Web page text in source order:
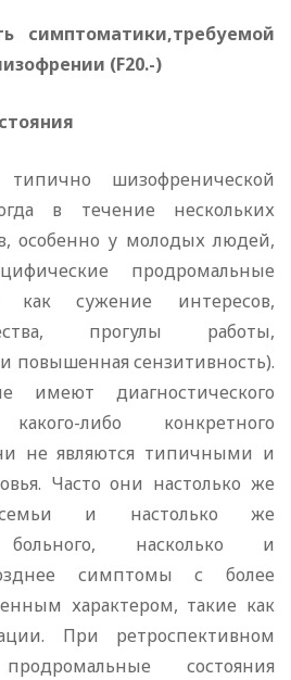
симптоматики,требуемой
(F20.-)
шизофренической
в течение нескольких
особенно у молодых людей,
продромальные
как сужение интересов,
прогулы работы,
повышенная сензитивность).
диагностического
либо конкретного
не являются типичными и
Часто они настолько же
и настолько же
больного, насколько и
симптомы с более
характером, такие как
При ретроспективном
состояния